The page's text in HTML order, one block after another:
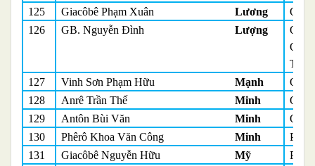
125
Giacôbê Phạm Xuân Lương
126
GB. Nguyễn Đình Lượng
Tòa
127
Vinh Sơn Phạm Hữu Mạnh
128
Anrê Trần Thế Minh
129
Antôn Bùi Văn Minh
130
Phêrô Khoa Văn Công Minh
Phó
131
Giacôbê Nguyễn Hữu Mỹ
Phó